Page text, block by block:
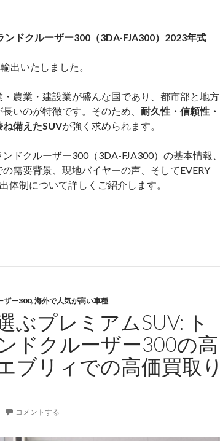
ンドクルーザー300（3DA-FJA300）2023年式
出いたしました。
農業・建設業が盛んな国であり、都市部と地方
いのが特徴です。そのため、 耐久性・信頼性・
備えたSUVが強く求められます。
ドクルーザー300（3DA-FJA300）の基本情報、
需要背景、現地バイヤーの声、そしてEVERY
体制について詳しくご紹介します。
3DA-
ザー300, 海外で人気が高い車種
ぶプレミアムSUV: ト
ドクルーザー300の高
ブリィでの高価買取り
コメントする